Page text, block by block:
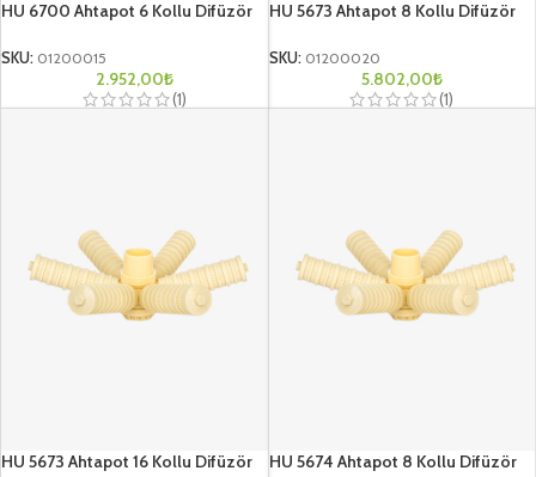
HU 6700 Ahtapot 6 Kollu Difüzör
SKU: 01200015
2.952,00₺
(1)
HU 5673 Ahtapot 8 Kollu Difüzör
SKU: 01200020
5.802,00₺
(1)
HU 5673 Ahtapot 16 Kollu Difüzör HU 5674 Ahtapot 8 Kollu Difüzör